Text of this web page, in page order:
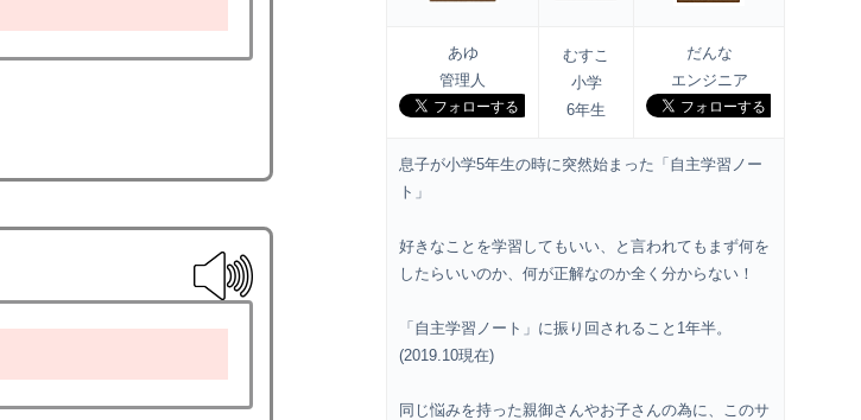
あゆ
管理人
むすこ
小学
6年生
だんな
エンジニア
息子が小学5年生の時に突然始まった「自主学習ノー
ト」
好きなことを学習してもいい、と言われてもまず何を
したらいいのか、何が正解なのか全く分からない！
「自主学習ノート」に振り回されること1年半。
(2019.10現在)
同じ悩みを持った親御さんやお子さんの為に、このサ